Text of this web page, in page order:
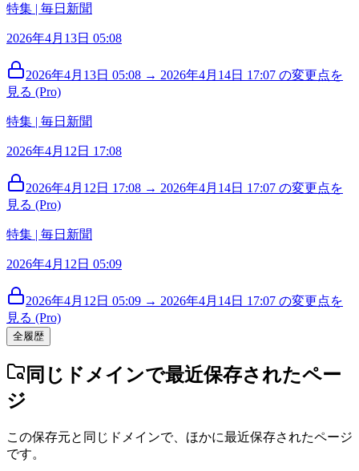
特集 | 毎日新聞
2026年4月13日 05:08
2026年4月13日 05:08 → 2026年4月14日 17:07 の変更点を
見る (Pro)
特集 | 毎日新聞
2026年4月12日 17:08
2026年4月12日 17:08 → 2026年4月14日 17:07 の変更点を
見る (Pro)
特集 | 毎日新聞
2026年4月12日 05:09
2026年4月12日 05:09 → 2026年4月14日 17:07 の変更点を
見る (Pro)
全履歴
同じドメインで最近保存されたペー
ジ
この保存元と同じドメインで、ほかに最近保存されたページ
です。